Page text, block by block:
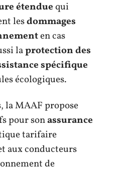
étenduequi
lesdommages
en cas
laprotection des
spécifique
écologiques.
la MAAF propose
pour sonassurance
tarifaire
aux conducteurs
de